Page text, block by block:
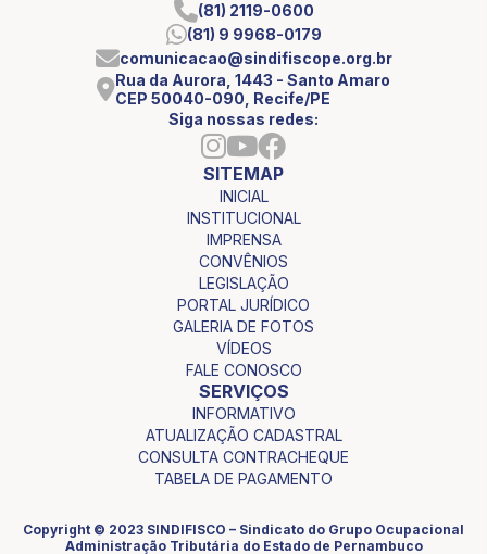
(81) 2119-0600
(81) 9 9968-0179
comunicacao@sindifiscope.org.br
Rua da Aurora, 1443 - Santo Amaro
CEP 50040-090, Recife/PE
Siga nossas redes:
SITEMAP
INICIAL
INSTITUCIONAL
IMPRENSA
CONVÊNIOS
LEGISLAÇÃO
PORTAL JURÍDICO
GALERIA DE FOTOS
VÍDEOS
FALE CONOSCO
SERVIÇOS
INFORMATIVO
ATUALIZAÇÃO CADASTRAL
CONSULTA CONTRACHEQUE
TABELA DE PAGAMENTO
Copyright © 2023 SINDIFISCO – Sindicato do Grupo Ocupacional
Administração Tributária do Estado de Pernambuco